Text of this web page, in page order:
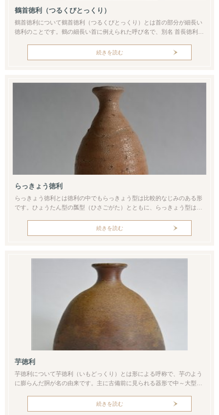
鶴首徳利（つるくびとっくり）
鶴首徳利について鶴首徳利（つるくびとっくり）とは首の部分が細長い
徳利のことです。鶴の細長い首に例えられた呼び名で、別名 首長徳利と
どの磁器にもみられる器形です。特に備前の鶴首は胡麻（ごま）・火襷
（ひだすき）・桟切り（さんぎり）など、窯の炎による土の変化（＝窯
続きを読む
らっきょう徳利
らっきょう徳利とは徳利の中でもらっきょう型は比較的なじみのある形
です。ひょうたん型の瓢型（ひさごがた）とともに、らっきょう型は徳
りが膨らんでいます。そして上に行くにしたがって肩・首と次第にすぼ
まっていく形になります。この形がらっきょうに似ていることから、ら
続きを読む
芋徳利
芋徳利について芋徳利（いもどっくり）とは形による呼称で、芋のよう
に膨らんだ胴が名の由来です。主に古備前に見られる器形で中～大型の
して使うにも程よいサイズといえます。高さ25ｃｍ、胴幅は約12ｃｍ徳
利として使う場合は相当な量が入ります。一人では到底まかないきれな
続きを読む